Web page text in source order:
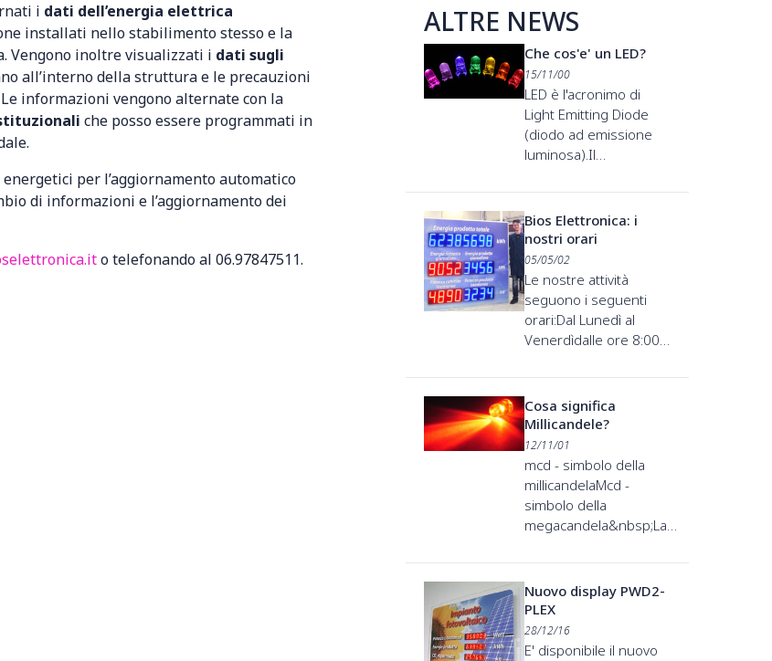
i dati dell’energia elettrica
installati nello stabilimento stesso e la
Vengono inoltre visualizzati i dati sugli
all’interno della struttura e le precauzioni
informazioni vengono alternate con la
che posso essere programmati in
per l’aggiornamento automatico
di informazioni e l’aggiornamento dei
o telefonando al 06.97847511.
ALTRE NEWS
Che cos'e' un LED?
15/11/00
LED è l'acronimo di
Light Emitting Diode
(diodo ad emissione
luminosa).Il…
Bios Elettronica: i
nostri orari
05/05/02
Le nostre attività
seguono i seguenti
orari:Dal Lunedì al
Venerdìdalle ore 8:00…
Cosa significa
Millicandele?
12/11/01
mcd - simbolo della
millicandelaMcd -
simbolo della
megacandela&nbsp;La…
Nuovo display PWD2-
PLEX
28/12/16
E' disponibile il nuovo